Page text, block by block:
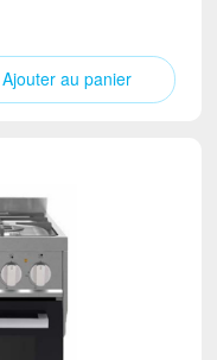
Ajouter au panier